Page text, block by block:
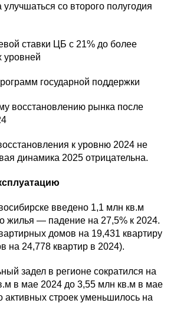
со второго полугодия
ставки ЦБ с 21% до более
уровней
государной поддержки
восстановлению рынка после
к уровню 2024 не
динамика 2025 отрицательна.
введено 1,1 млн кв.м
жилья — падение на 27,5% к 2024.
домов на 19,431 квартиру
на 24,778 квартир в 2024).
задел в регионе сократился на
в мае 2024 до 3,55 млн кв.м в мае
активных строек уменьшилось на